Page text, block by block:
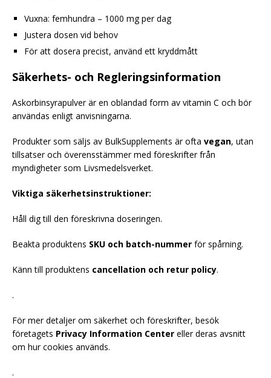
Vuxna: femhundra – 1000 mg per dag
Justera dosen vid behov
För att dosera precist, använd ett kryddmått
Säkerhets- och Regleringsinformation
Askorbinsyrapulver är en oblandad form av vitamin C och bör
användas enligt anvisningarna.
Produkter som säljs av BulkSupplements är ofta vegan, utan
tillsatser och överensstämmer med föreskrifter från
myndigheter som Livsmedelsverket.
Viktiga säkerhetsinstruktioner:
Håll dig till den föreskrivna doseringen.
Beakta produktens SKU och batch-nummer för spårning.
Känn till produktens cancellation och retur policy.
.
För mer detaljer om säkerhet och föreskrifter, besök
företagets Privacy Information Center eller deras avsnitt
om hur cookies används.
.